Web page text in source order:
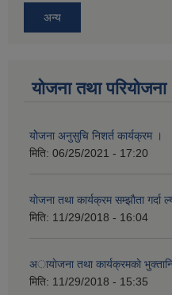
अन्य
योजना तथा परियोजना
योेजना अनुसुचि निशर्त कार्यक्रम ।
मिति: 06/25/2021 - 17:20
याेजना तथा कार्यक्रम सम्झाैता गर्दा
मिति: 11/29/2018 - 16:04
अायाेजना तथा कार्यक्रमकाे
मिति: 11/29/2018 - 15:35